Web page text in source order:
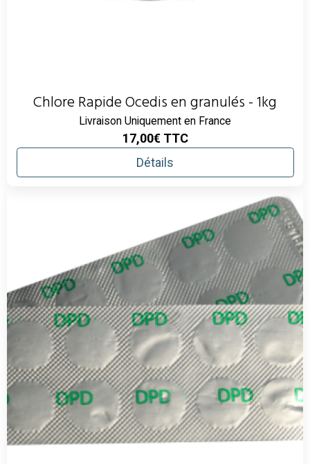
Chlore Rapide Ocedis en granulés - 1kg
Livraison Uniquement en France
17,00€ TTC
Détails